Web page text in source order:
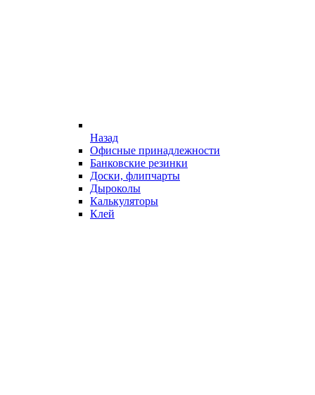
Назад
Офисные принадлежности
Банковские резинки
Доски, флипчарты
Дыроколы
Калькуляторы
Клей